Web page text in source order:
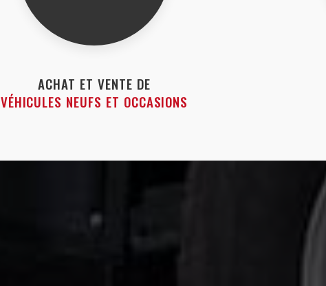
ACHAT ET VENTE DE
VÉHICULES NEUFS ET OCCASIONS